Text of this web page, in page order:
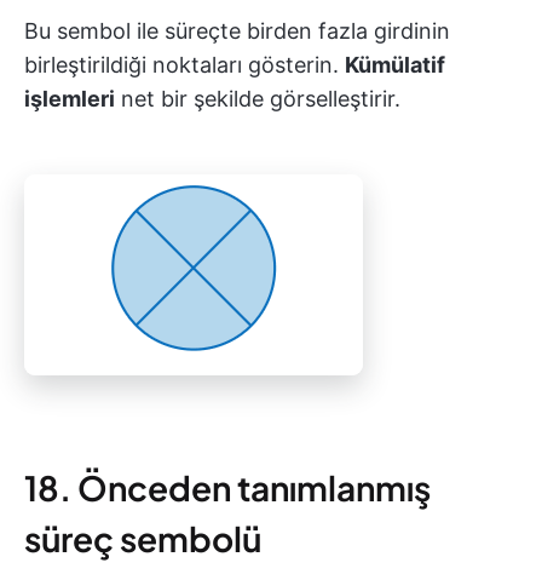
Bu sembol ile süreçte birden fazla girdinin
birleştirildiği noktaları gösterin. Kümülatif
işlemleri net bir şekilde görselleştirir.
18. Önceden tanımlanmış
süreç sembolü